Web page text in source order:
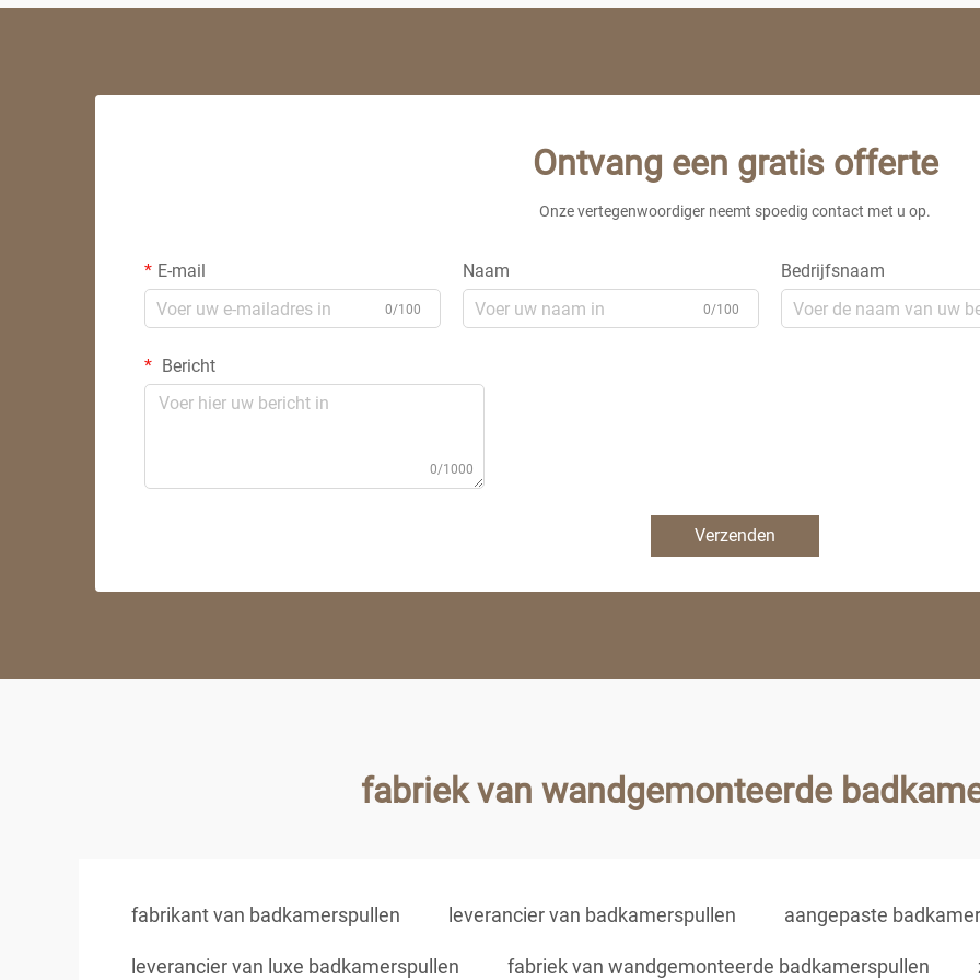
Ontvang een gratis offerte
Onze vertegenwoordiger neemt spoedig contact met u op.
E-mail
0/100
Naam
0/100
Bedrijfsnaam
Bericht
0/1000
Verzenden
fabriek van wandgemonteerde
fabrikant van badkamerspullen leverancier van badkamerspullen aangepaste
leverancier van luxe badkamerspullen fabriek van wandgemonteerde badkamerspullen